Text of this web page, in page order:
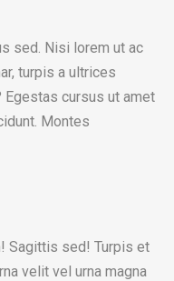
sed. Nisi lorem ut ac
turpis a ultrices
Egestas cursus ut amet
Montes
Sagittis sed! Turpis et
velit vel urna magna